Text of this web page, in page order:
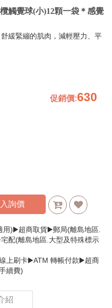
觸覺球(小)12顆一袋＊感覺
緩緊繃的肌肉，減輕壓力、平
促銷價:630
詢價
用)▶️超商取貨▶️郵局(離島地區.
配(離島地區.大型及特殊標示
上刷卡▶️ATM 轉帳付款▶️超商
續費)
紹